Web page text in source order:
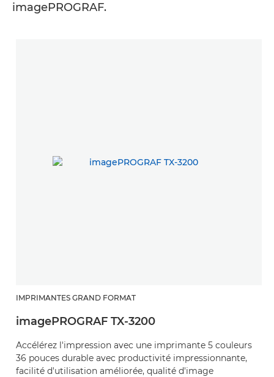
imagePROGRAF.
IMPRIMANTES GRAND FORMAT
imagePROGRAF TX-3200
Accélérez l'impression avec une imprimante 5 couleurs
36 pouces durable avec productivité impressionnante,
facilité d'utilisation améliorée, qualité d'image